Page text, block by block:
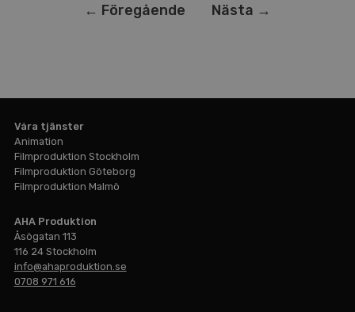
← Föregående Nästa →
Våra tjänster
Animation
Filmproduktion Stockholm
Filmproduktion Göteborg
Filmproduktion Malmö
AHA Produktion
Åsögatan 113
116 24 Stockholm
info@ahaproduktion.se
0708 971 616
Hem
Filmproduktion
Animation